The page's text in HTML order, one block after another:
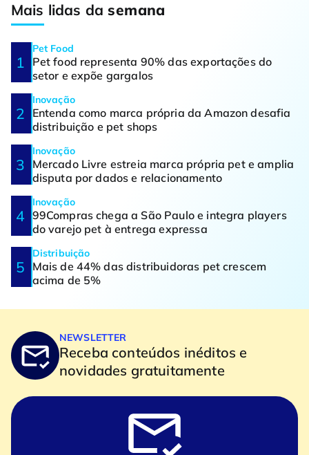
Mais lidas dasemana
Pet Food
Pet food representa 90% das exportações do
setor e expõe gargalos
Inovação
Entenda como marca própria da Amazon desafia
distribuição e pet shops
Inovação
Mercado Livre estreia marca própria pet e amplia
disputa por dados e relacionamento
Inovação
99Compras chega a São Paulo e integra players
do varejo pet à entrega expressa
Distribuição
Mais de 44% das distribuidoras pet crescem
acima de 5%
NEWSLETTER
Receba conteúdos inéditos e
novidades gratuitamente